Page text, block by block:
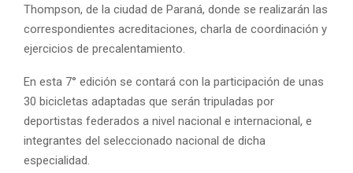
Thompson, de la ciudad de Paraná, donde se realizarán las
correspondientes acreditaciones, charla de coordinación y
ejercicios de precalentamiento.
En esta 7° edición se contará con la participación de unas
30 bicicletas adaptadas que serán tripuladas por
deportistas federados a nivel nacional e internacional, e
integrantes del seleccionado nacional de dicha
especialidad.